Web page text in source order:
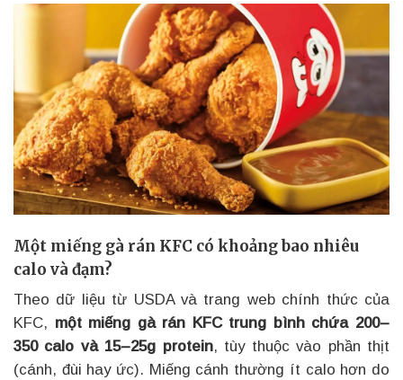
Một miếng gà rán KFC có khoảng bao nhiêu
calo và đạm?
Theo dữ liệu từ USDA và trang web chính thức của
KFC, một miếng gà rán KFC trung bình chứa 200–
350 calo và 15–25g protein, tùy thuộc vào phần thịt
(cánh, đùi hay ức). Miếng cánh thường ít calo hơn do